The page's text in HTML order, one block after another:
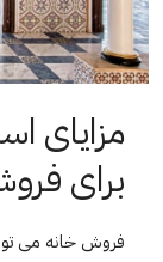
مزایای
برای
فروش خانه می